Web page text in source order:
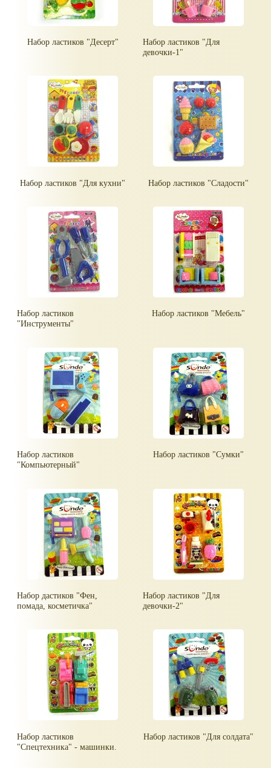
Набор ластиков "Десерт"
Набор ластиков "Для
девочки-1"
Набор ластиков "Для кухни" Набор ластиков "Сладости"
Набор ластиков
"Инструменты"
Набор ластиков "Мебель"
Набор ластиков
"Компьютерный"
Набор ластиков "Сумки"
Набор дастиков "Фен,
помада, косметичка"
Набор ластиков "Для
девочки-2"
Набор ластиков
"Спецтехника" - машинки.
Набор ластиков "Для солдата"